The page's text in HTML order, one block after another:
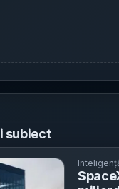
subiect